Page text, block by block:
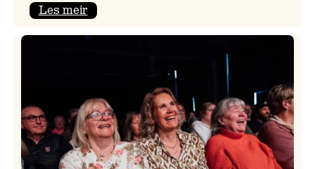
Les meir: